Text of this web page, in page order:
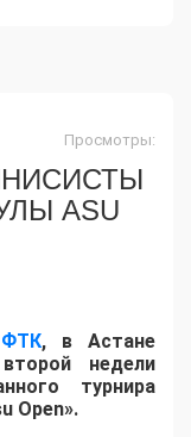
Просмотры:
ASU
ФТК, в Астане
недели
турнира
Open».